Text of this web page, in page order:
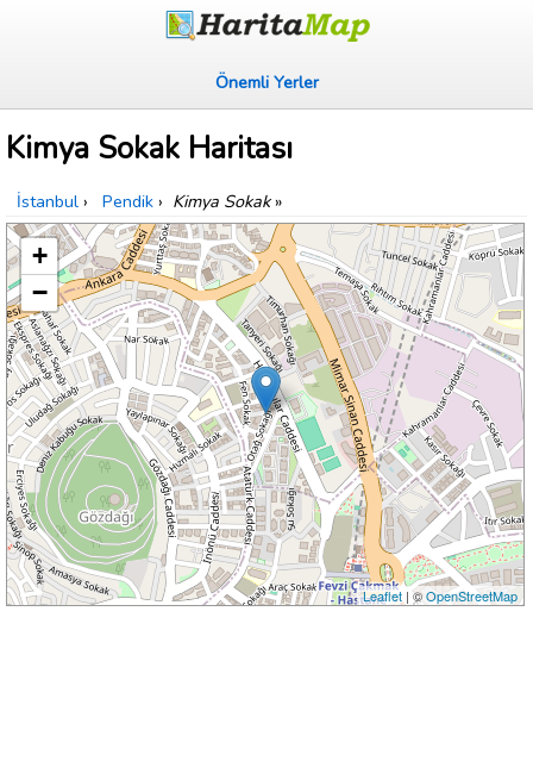
Önemli Yerler
Kimya Sokak Haritası
İstanbul › Pendik › Kimya Sokak»
+
−
Leaflet| ©OpenStreetMap